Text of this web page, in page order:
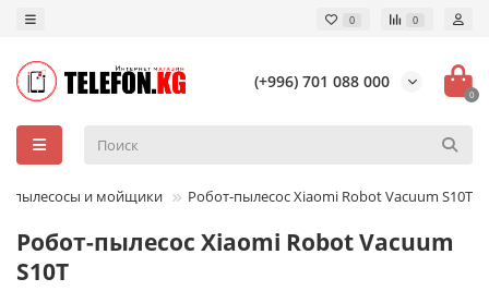
0 0
(+996) 701 088 000
0
пылесосы и мойщики Робот-пылесос Xiaomi Robot Vacuum S10T
Робот-пылесос Xiaomi Robot Vacuum
S10T